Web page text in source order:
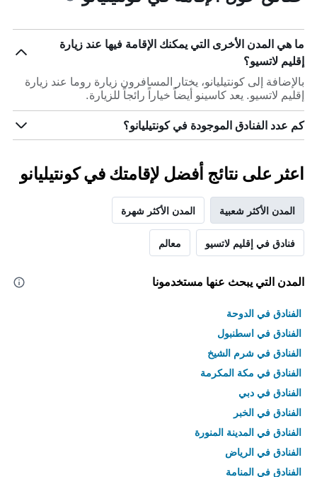
ما هي المدن الأخرى التي يمكنك الإقامة فيها عند زيارة
إقليم لاتسيو؟
بالإضافة إلى كونتيليانو، يختار المسافرون زيارة روما عند زيارة
إقليم لاتسيو. يعد كاسينو أيضاً خياراً رائجاً للزيارة.
كم عدد الفنادق الموجودة في كونتيليانو؟
اعثر على نتائج أفضل لإقامتك في كونتيليانو
المدن الأكثر شعبية المدن الأكثر شهرة
فنادق في إقليم لاتسيو معالم
المدن التي يبحث عنها مستخدمونا
الفنادق في الدوحة
الفنادق في اسطنبول
الفنادق في شرم الشيخ
الفنادق في مكة المكرمة
الفنادق في دبي
الفنادق في الخبر
الفنادق في المدينة المنورة
الفنادق في الرياض
الفنادق في المنامة